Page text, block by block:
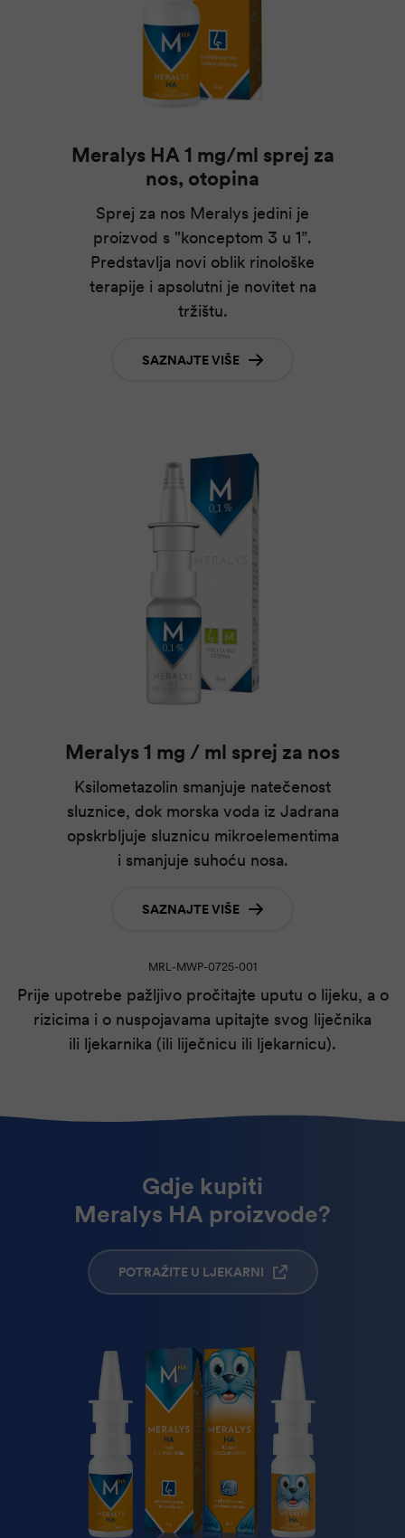
Meralys HA 1 mg/ml sprej za
nos, otopina
Sprej za nos Meralys jedini je
proizvod s "konceptom 3 u 1”.
Predstavlja novi oblik rinološke
terapije i apsolutni je novitet na
tržištu.
SAZNAJTE VIŠE
Meralys 1 mg / ml sprej za nos
Ksilometazolin smanjuje natečenost
sluznice, dok morska voda iz Jadrana
opskrbljuje sluznicu mikroelementima
i smanjuje suhoću nosa.
SAZNAJTE VIŠE
MRL-MWP-0725-001
Prije upotrebe pažljivo pročitajte uputu o lijeku, a o
rizicima i o nuspojavama upitajte svog liječnika
ili ljekarnika (ili liječnicu ili ljekarnicu).
Gdje kupiti
Meralys HA proizvode?
POTRAŽITE U LJEKARNI